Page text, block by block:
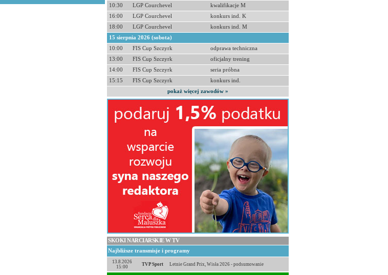
10:30
LGP Courchevel
kwalifikacje M
16:00
LGP Courchevel
konkurs ind. K
18:00
LGP Courchevel
konkurs ind. M
15 sierpnia 2026 (sobota)
10:00
FIS Cup Szczyrk
odprawa techniczna
13:00
FIS Cup Szczyrk
oficjalny trening
14:00
FIS Cup Szczyrk
seria próbna
15:15
FIS Cup Szczyrk
konkurs ind.
pokaż więcej zawodów »
SKOKI NARCIARSKIE W TV
Najbliższe transmisje i programy
13.8.2026
15:00
TVP Sport Letnie Grand Prix, Wisła 2026 - podsumowanie